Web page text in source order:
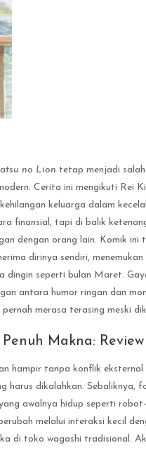
no Lion tetap menjadi
Cerita ini mengikuti Rei
keluarga dalam
finansial, tapi di balik
dengan orang lain. Komik
dirinya sendiri,
dingin seperti bulan Maret.
antara humor ringan dan
merasa terasing meski
Makna:
hampir tanpa konflik
harus dikalahkan. Sebaliknya,
awalnya hidup seperti
melalui interaksi kecil
di toko wagashi tradisional.